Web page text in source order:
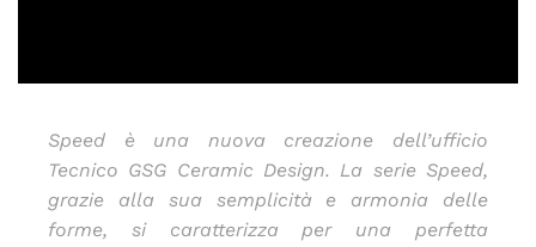
Speed è una nuova creazione dell’ufficio
Tecnico GSG Ceramic Design. La serie Speed,
grazie alla sua semplicità e armonia delle
forme, si caratterizza per una perfetta